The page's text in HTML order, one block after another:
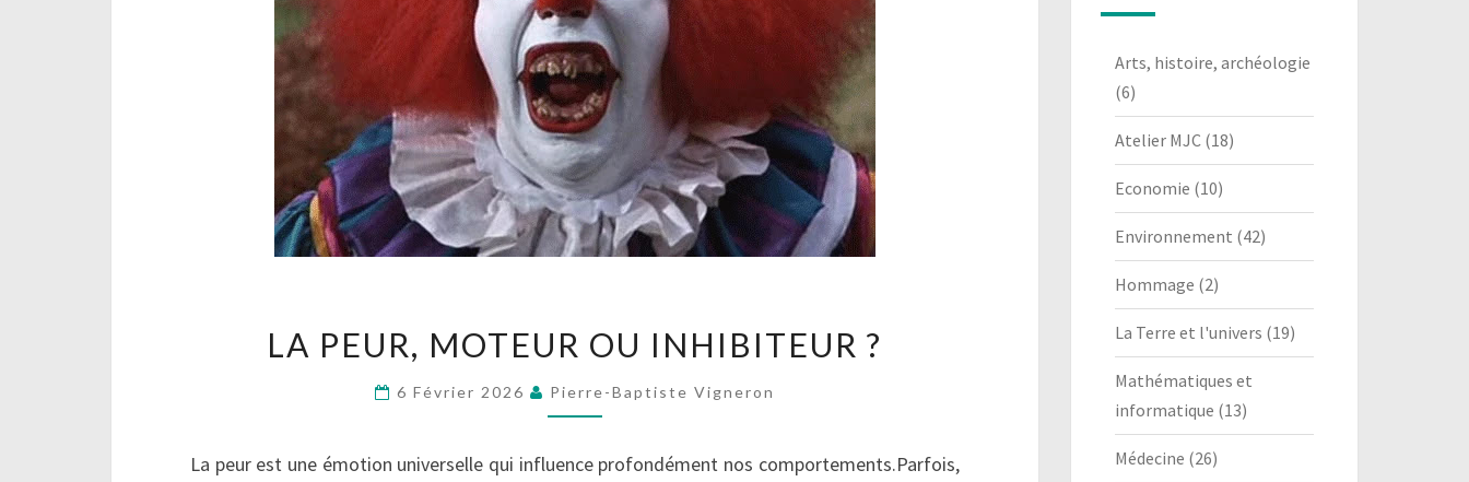
PEUR,
MOTEUR
OU
LA PEUR, MOTEUR OU INHIBITEUR ?
6 Février 2026 Pierre-Baptiste Vigneron
La peur est une émotion universelle qui influence profondément nos comportements.Parfois,
Arts, histoire, archéologie
(6)
Atelier MJC(18)
Economie (10)
Environnement (42)
Hommage (2)
La Terre et l'univers (19)
Mathématiques et
informatique (13)
Médecine (26)